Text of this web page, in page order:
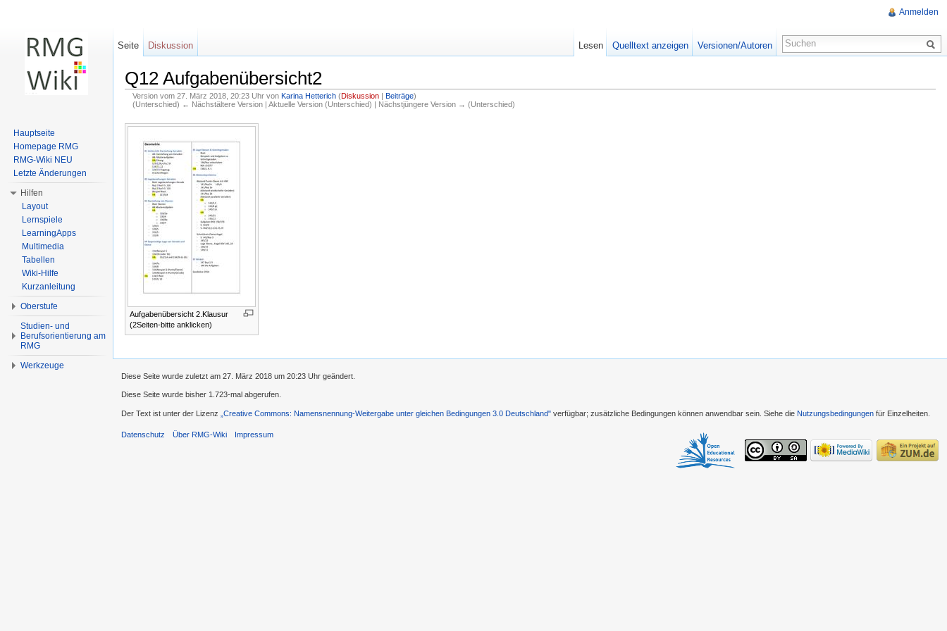
Q12 Aufgabenübersicht2
Version vom 27. März 2018, 20:23 Uhr von Karina Hetterich (Diskussion| Beiträge)
(Unterschied) ← Nächstältere Version | Aktuelle Version (Unterschied) | Nächstjüngere Version → (Unterschied)
Aufgabenübersicht 2.Klausur
(2Seiten-bitte anklicken)
Anmelden
Seite Diskussion Lesen Quelltext anzeigen Versionen/Autoren
Hauptseite
Homepage RMG
RMG-Wiki NEU
Letzte Änderungen
Hilfen
Layout
Lernspiele
LearningApps
Multimedia
Tabellen
Wiki-Hilfe
Kurzanleitung
Oberstufe
Studien- und
Berufsorientierung am
RMG
Werkzeuge
Diese Seite wurde zuletzt am 27. März 2018 um 20:23 Uhr geändert.
Diese Seite wurde bisher 1.723-mal abgerufen.
Der Text ist unter der Lizenz „Creative Commons: Namensnennung-Weitergabe unter gleichen Bedingungen 3.0 Deutschland" verfügbar; zusätzliche Bedingungen können anwendbar sein. Siehe die Nutzungsbedingungen für Einzelheiten.
Datenschutz Über RMG-Wiki Impressum